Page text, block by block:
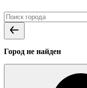
Город не найден